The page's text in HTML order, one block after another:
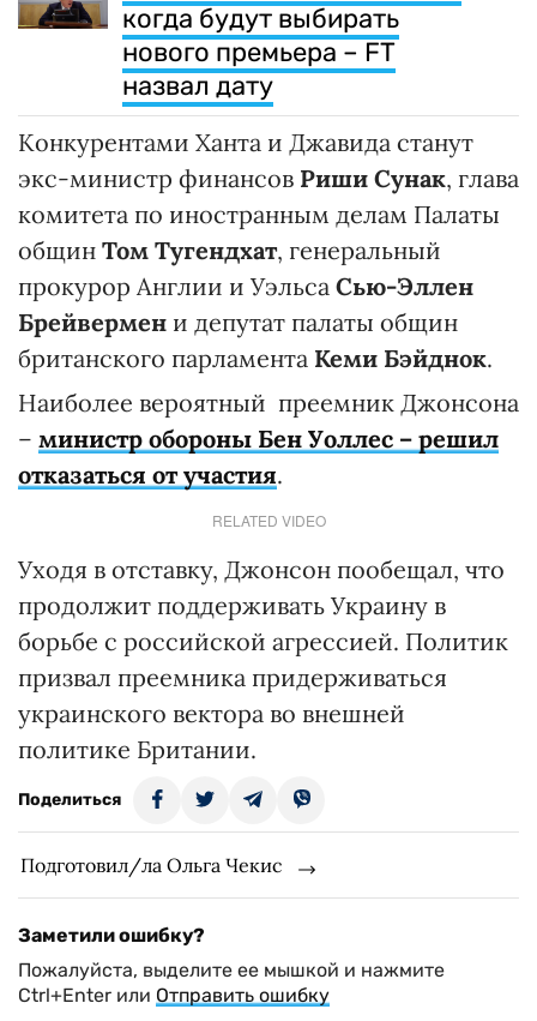
когда будут выбирать
нового премьера – FT
назвал дату
Конкурентами Ханта и Джавида станут
экс-министр финансов Риши Сунак, глава
комитета по иностранным делам Палаты
общин Том Тугендхат, генеральный
прокурор Англии и Уэльса Сью-Эллен
Брейвермен и депутат палаты общин
британского парламента Кеми Бэйднок.
Наиболее вероятный преемник Джонсона
– министр обороны Бен Уоллес – решил
отказаться от участия.
RELATED VIDEO
Уходя в отставку, Джонсон пообещал, что
продолжит поддерживать Украину в
борьбе с российской агрессией. Политик
призвал преемника придерживаться
украинского вектора во внешней
политике Британии.
Поделиться
Подготовил/ла Ольга Чекис
Заметили ошибку?
Пожалуйста, выделите ее мышкой и нажмите
Ctrl+Enter или Отправить ошибку